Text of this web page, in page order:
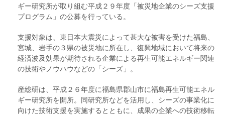
ギー研究所が取り組む平成２９年度「被災地企業のシーズ支援
プログラム」の公募を行っている。
支援対象は、東日本大震災によって甚大な被害を受けた福島、
宮城、岩手の３県の被災地に所在し、復興地域において将来の
経済波及効果が期待される企業による再生可能エネルギー関連
の技術やノウハウなどの「シーズ」。
産総研は、平成２６年度に福島県郡山市に福島再生可能エネル
ギー研究所を開所。同研究所などを活用し、シーズの事業化に
向けた技術支援を実施するとともに、成果の企業への技術移転